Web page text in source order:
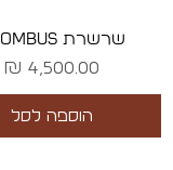
שרשרת RHOMBUS
מחיר
הוספה לסל